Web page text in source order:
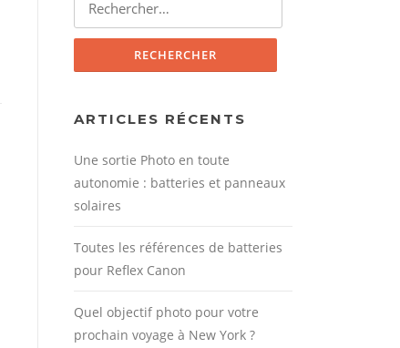
ARTICLES RÉCENTS
Une sortie Photo en toute
autonomie : batteries et panneaux
solaires
Toutes les références de batteries
pour Reflex Canon
Quel objectif photo pour votre
prochain voyage à New York ?